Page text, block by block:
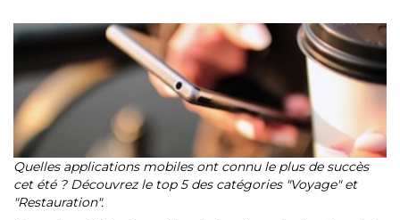
Quelles applications mobiles ont connu le plus de succès
cet été ? Découvrez le top 5 des catégories "Voyage" et
"Restauration".